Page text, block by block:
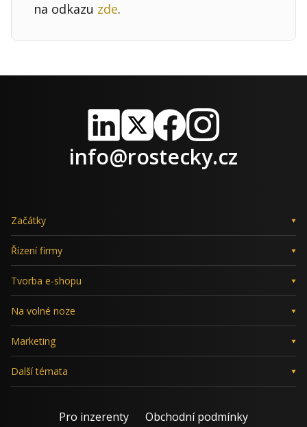
na odkazu zde.
LinkedIn
X FacebookInstagram
info@rostecky.cz
Začátky
Řízení firmy
Tvorba e-shopu
Na volné noze
Marketing
Další témata
Pro inzerenty Obchodní podmínky